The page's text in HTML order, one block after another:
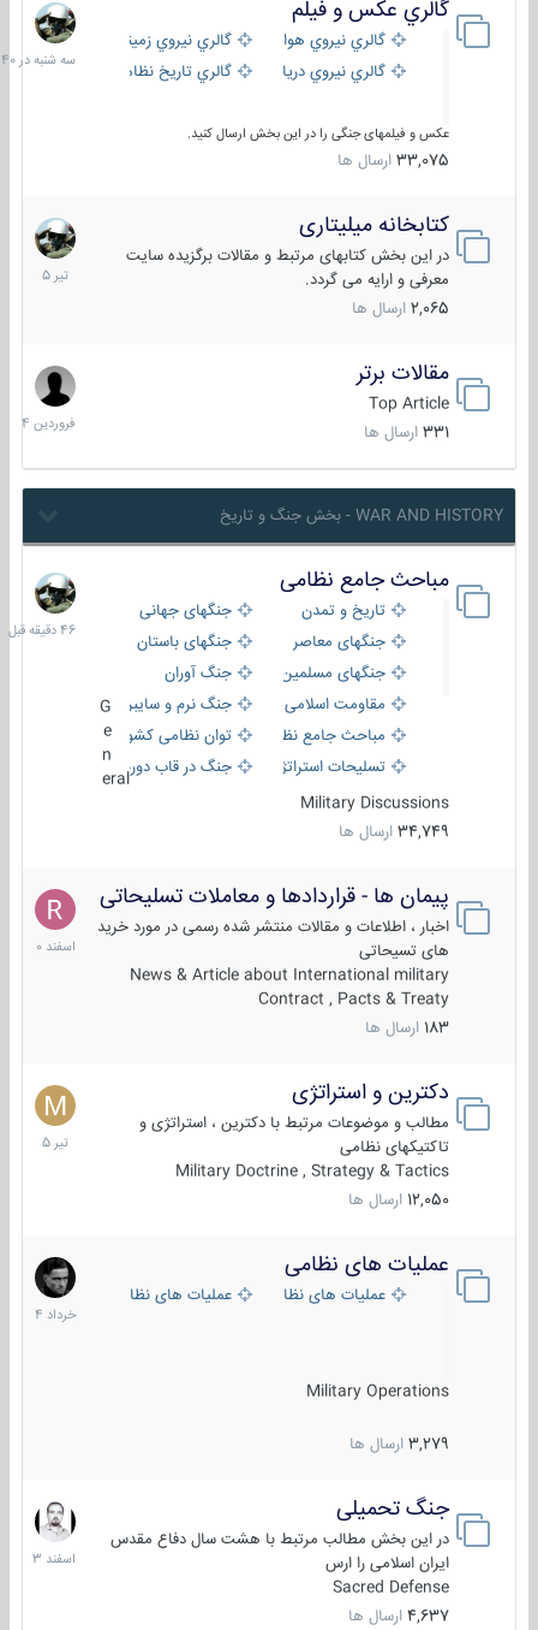
گالري عكس و فيلم
گالري نيروي هوايي
گالري نيروي زميني
گالري نيروي دريايي
گالري تاریخ نظامی
عکس و فیلمهای جنگی را در این بخش ارسال کنید.
33,075 ارسال ها
سه
شنبه
در
کتابخانه میلیتاری
در این بخش کتابهای مرتبط و مقالات برگزیده سایت
معرفی و ارایه می گردد.
2,065 ارسال ها
16
تیر
1405
مقالات برتر
Top Article
331 ارسال ها
29
فروردین
1404
WAR AND HISTORY - بخش جنگ و تاریخ
مباحث جامع نظامی
تاریخ و تمدن
جنگهای جهانی
جنگهای معاصر
جنگهای باستان
جنگهای مسلمین
جنگ آوران
مقاومت اسلامی
جنگ نرم و سایبری
مباحث جامع نظامی
توان نظامی کشورها
تسلیحات استراتژیک
جنگ در قاب دوربین
eral
Military Discussions
34,749 ارسال ها
46
دقیقه
قبل
پیمان ها - قراردادها و معاملات تسلیحاتی
اخبار ، اطلاعات و مقالات منتشر شده رسمی در مورد خرید
های تسیحاتی
News & Article about International military
Contract , Pacts & Treaty
183 ارسال ها
7
اسفند
1400
دکترین و استراتژی
مطالب و موضوعات مرتبط با دکترین ، استراتژی و
تاکتیکهای نظامی
Military Doctrine , Strategy & Tactics
12,050 ارسال ها
27
تیر
1405
عملیات های نظامی
عملیات های نظامی ایرانعملیات های نظامی خارجی
Military Operations
3,279 ارسال ها
5
خرداد
1404
جنگ تحمیلی
در این بخش مطالب مرتبط با هشت سال دفاع مقدس
ایران اسلامی را ارس
Sacred Defense
4,637 ارسال ها
20
اسفند
1403